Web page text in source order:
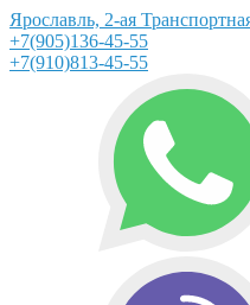
Ярославль, 2-ая
+7(905)136-45-55
+7(910)813-45-55